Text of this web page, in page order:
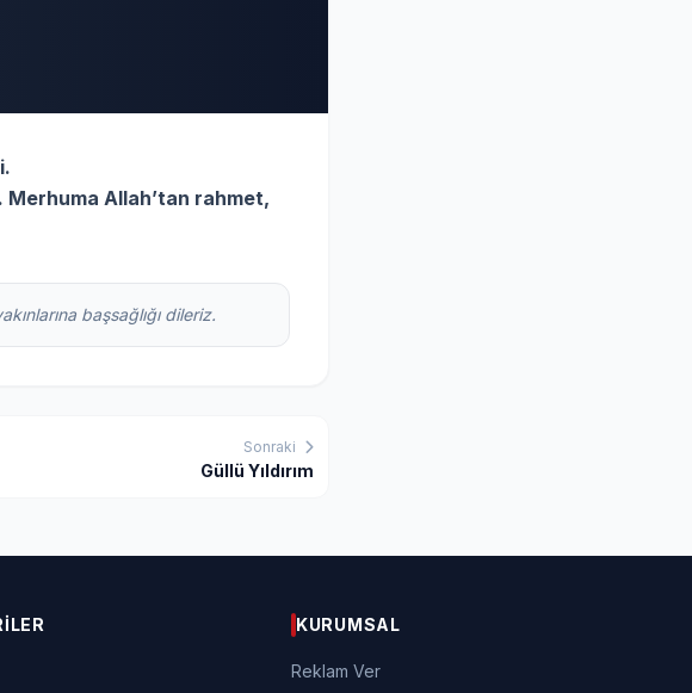
Merhuma Allah’tan rahmet,
başsağlığı dileriz.
Sonraki
Güllü Yıldırım
KURUMSAL
Reklam Ver